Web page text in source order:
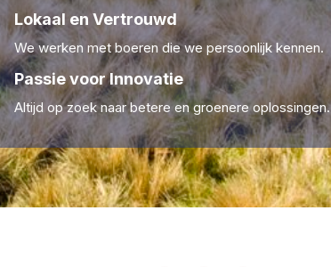
Lokaal en Vertrouwd
We werken met boeren die we persoonlijk kennen.
Passie voor Innovatie
Altijd op zoek naar betere en groenere oplossingen.